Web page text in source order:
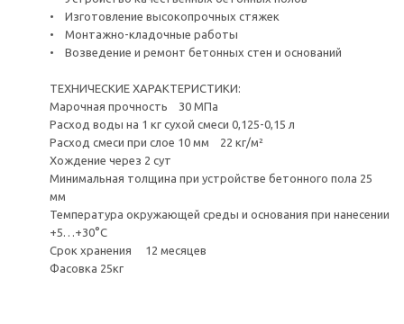
• Изготовление высокопрочных стяжек
• Монтажно-кладочные работы
• Возведение и ремонт бетонных стен и оснований
ТЕХНИЧЕСКИЕ ХАРАКТЕРИСТИКИ:
Марочная прочность 30 МПа
Расход воды на 1 кг сухой смеси 0,125-0,15 л
Расход смеси при слое 10 мм 22 кг/м²
Хождение через 2 сут
Минимальная толщина при устройстве бетонного пола 25
мм
Температура окружающей среды и основания при нанесении
+5…+30°С
Срок хранения 12 месяцев
Фасовка 25кг